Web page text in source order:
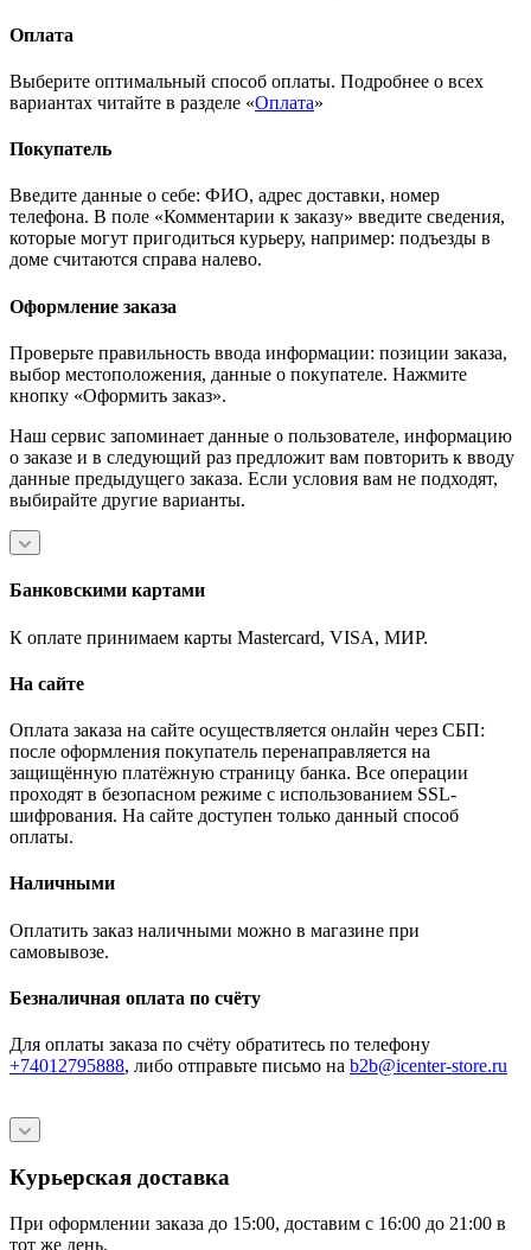
Оплата
Выберите оптимальный способ оплаты. Подробнее о всех
вариантах читайте в разделе «Оплата»
Покупатель
Введите данные о себе: ФИО, адрес доставки, номер
телефона. В поле «Комментарии к заказу» введите сведения,
которые могут пригодиться курьеру, например: подъезды в
доме считаются справа налево.
Оформление заказа
Проверьте правильность ввода информации: позиции заказа,
выбор местоположения, данные о покупателе. Нажмите
кнопку «Оформить заказ».
Наш сервис запоминает данные о пользователе, информацию
о заказе и в следующий раз предложит вам повторить к вводу
данные предыдущего заказа. Если условия вам не подходят,
выбирайте другие варианты.
Банковскими картами
К оплате принимаем карты Mastercard, VISA, МИР.
На сайте
Оплата заказа на сайте осуществляется онлайн через СБП:
после оформления покупатель перенаправляется на
защищённую платёжную страницу банка. Все операции
проходят в безопасном режиме с использованием SSL-
шифрования. На сайте доступен только данный способ
оплаты.
Наличными
Оплатить заказ наличными можно в магазине при
самовывозе.
Безналичная оплата по счёту
Для оплаты заказа по счёту обратитесь по телефону
+74012795888, либо отправьте письмо на b2b@icenter-store.ru
Курьерская доставка
При оформлении заказа до 15:00, доставим с 16:00 до 21:00 в
тот же день.